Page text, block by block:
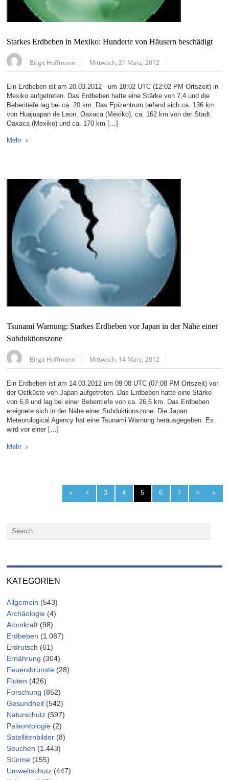
Starkes Erdbeben in Mexiko: Hunderte von Häusern beschädigt
Birgit Hoffmann Mittwoch, 21 März, 2012
Ein Erdbeben ist am 20.03.2012 um 18:02 UTC (12:02 PM Ortszeit) in
Mexiko aufgetreten. Das Erdbeben hatte eine Stärke von 7,4 und die
Bebentiefe lag bei ca. 20 km. Das Epizentrum befand sich ca. 136 km
von Huajuapan de Leon, Oaxaca (Mexiko), ca. 162 km von der Stadt
Oaxaca (Mexiko) und ca. 170 km […]
Mehr
Tsunami Warnung: Starkes Erdbeben vor Japan in der Nähe einer
Subduktionszone
Birgit Hoffmann Mittwoch, 14 März, 2012
Ein Erdbeben ist am 14.03.2012 um 09:08 UTC (07:08 PM Ortszeit) vor
der Ostküste von Japan aufgetreten. Das Erdbeben hatte eine Stärke
von 6,8 und lag bei einer Bebentiefe von ca. 26,6 km. Das Erdbeben
ereignete sich in der Nähe einer Subduktionszone. Die Japan
Meteorological Agency hat eine Tsunami Warnung herausgegeben. Es
wird vor einer […]
Mehr
« < 3 4 5 6 7 > »
KATEGORIEN
Allgemein (543)
Archäologie (4)
Atomkraft (98)
Erdbeben (1.087)
Erdrutsch (61)
Ernährung (304)
Feuersbrünste (28)
Fluten (426)
Forschung (852)
Gesundheit (542)
Naturschutz (597)
Paläontologie (2)
Satellitenbilder (8)
Seuchen (1.443)
Stürme (155)
Umweltschutz (447)